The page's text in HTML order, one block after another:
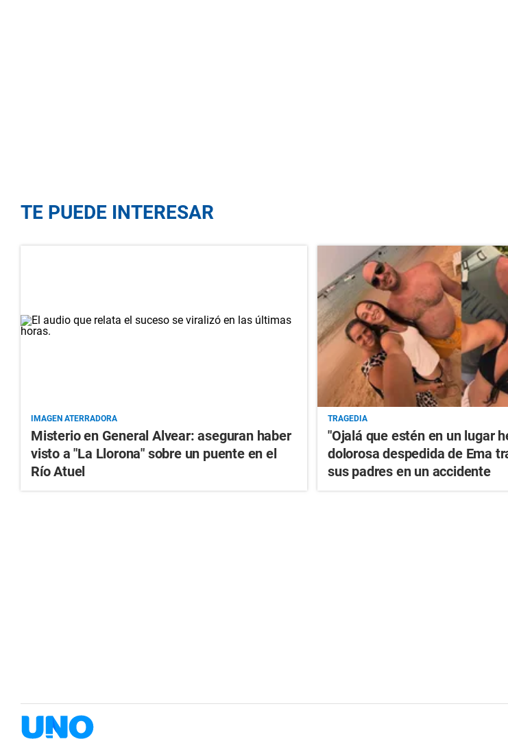
TE PUEDE INTERESAR
IMAGEN ATERRADORA
Misterio en General Alvear: aseguran haber
visto a "La Llorona" sobre un puente en el
Río Atuel
TRAGEDIA
"Ojalá que estén en un lugar
dolorosa despedida de Ema
sus padres en un accidente